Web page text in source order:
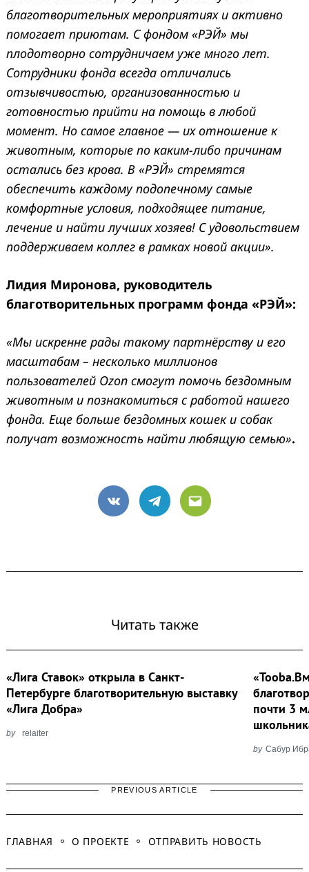
благотворительных мероприятиях и активно
помогает приютам. С фондом «РЭЙ» мы
плодотворно сотрудничаем уже много лет.
Сотрудники фонда всегда отличались
отзывчивостью, организованностью и
готовностью прийти на помощь в любой
момент. Но самое главное — их отношение к
животным, которые по каким-либо причинам
остались без крова. В «РЭЙ» стремятся
обеспечить каждому подопечному самые
комфортные условия, подходящее питание,
лечение и найти лучших хозяев! С удовольствием
поддерживаем коллег в рамках новой акции».
Лидия Миронова, руководитель
благотворительных программ фонда «РЭЙ»:
«Мы искренне рады такому партнёрству и его
масштабам – несколько миллионов
пользователей Ozon смогут помочь бездомным
животным и познакомиться с работой нашего
фонда. Еще больше бездомных кошек и собак
получат возможность найти любящую семью».
VK Telegram
Email
Читать также
«Лига Ставок» открыла в Санкт-
Петербурге благотворительную выставку
«Лига Добра»
by relaiter
почти 3
by Сабур
PREVIOUS ARTICLE
ГЛАВНАЯ О ПРОЕКТЕ ОТПРАВИТЬ НОВОСТЬ